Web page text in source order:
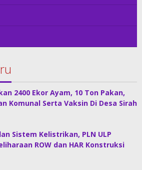
2400 Ekor Ayam, 10 Ton Pakan,
Komunal Serta Vaksin Di Desa Sirah
Sistem Kelistrikan, PLN ULP
ROW dan HAR Konstruksi